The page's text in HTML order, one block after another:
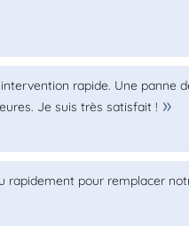
rapide. Une panne
Je suis très satisfait !
rapidement pour remplacer